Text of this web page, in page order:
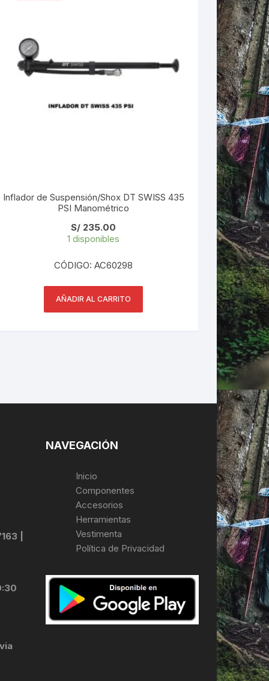
Inflador de Suspensión/Shox DT SWISS 435
PSI Manométrico
S/ 235.00
1 disponibles
CÓDIGO: AC60298
AÑADIR AL CARRITO
|
NAVEGACIÓN
Inicio
Componentes
Accesorios
Herramientas
Vestimenta
Política de Privacidad